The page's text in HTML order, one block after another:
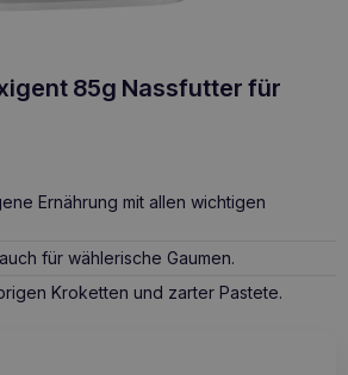
85g Nassfutter für
Ernährung mit allen wichtigen
für wählerische Gaumen.
Kroketten und zarter Pastete.